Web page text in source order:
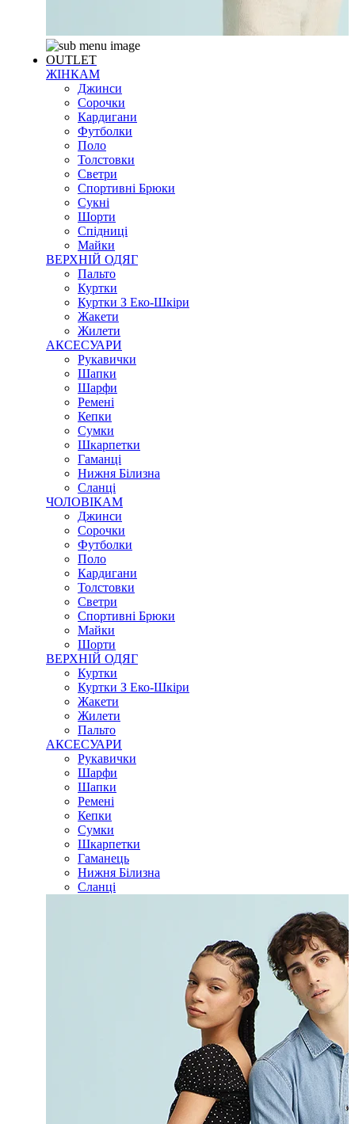
OUTLET
ЖІНКАМ
Джинси
Сорочки
Кардигани
Футболки
Поло
Толстовки
Светри
Спортивні Брюки
Сукні
Шорти
Спідниці
Майки
ВЕРХНІЙ ОДЯГ
Пальто
Куртки
Куртки З Еко-Шкіри
Жакети
Жилети
АКСЕСУАРИ
Рукавички
Шапки
Шарфи
Ремені
Кепки
Сумки
Шкарпетки
Гаманці
Нижня Білизна
Сланці
ЧОЛОВІКАМ
Джинси
Сорочки
Футболки
Поло
Кардигани
Толстовки
Светри
Спортивні Брюки
Майки
Шорти
ВЕРХНІЙ ОДЯГ
Куртки
Куртки З Еко-Шкіри
Жакети
Жилети
Пальто
АКСЕСУАРИ
Рукавички
Шарфи
Шапки
Ремені
Кепки
Сумки
Шкарпетки
Гаманець
Нижня Білизна
Сланці